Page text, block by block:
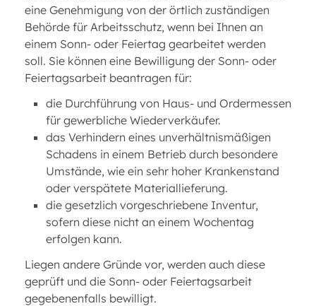
eine Genehmigung von der örtlich zuständigen
Behörde für Arbeitsschutz, wenn bei Ihnen an
einem Sonn- oder Feiertag gearbeitet werden
soll. Sie können eine Bewilligung der Sonn- oder
Feiertagsarbeit beantragen für:
die Durchführung von Haus- und Ordermessen
für gewerbliche Wiederverkäufer.
das Verhindern eines unverhältnismäßigen
Schadens in einem Betrieb durch besondere
Umstände, wie ein sehr hoher Krankenstand
oder verspätete Materiallieferung.
die gesetzlich vorgeschriebene Inventur,
sofern diese nicht an einem Wochentag
erfolgen kann.
Liegen andere Gründe vor, werden auch diese
geprüft und die Sonn- oder Feiertagsarbeit
gegebenenfalls bewilligt.